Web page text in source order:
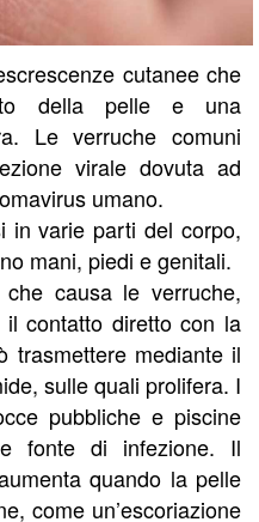
cutanee che
della pelle e una
Le verruche comuni
virale dovuta ad
umano.
in varie parti del corpo,
mani, piedi e genitali.
causa le verruche,
contatto diretto con la
trasmettere mediante il
sulle quali prolifera. I
pubbliche e piscine
fonte di infezione. Il
quando la pelle
come un’escoriazione